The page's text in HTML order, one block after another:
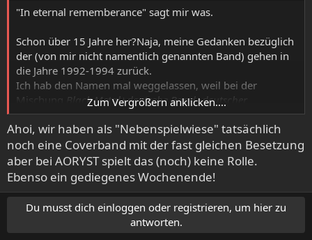
"In eternal rememberance" sagt mir was.
Schon über 15 Jahre her?Naja, meine Gedanken bezüglich
der (von mir nicht namentlich genannten Band) gehen in
die Jahre 1992-1994 zurück.
Ich hab den Namen mal weggelassen, weil bei der
Mischung
Black Metal+deutsche Band+deutscher
Bandname/Songtitelgeht der Schuss mal schnell in die
ganz falsche Ecke.
Das Foto Deiner Ex finde ich übrigens nice. (Ex-Band
meine ich natürlich). Und ich liebe den Begriff
. Also wenn
auch nicht mehr weiter...
Standardfrage zum Schluß: Habt Ihr eigentlich auch
Zum Vergrößern anklicken....
Ahoi, wir haben als "Nebenspielwiese" tatsächlich
noch eine Coverband mit der fast gleichen Besetzung
aber bei AORYST spielt das (noch) keine Rolle.
Ebenso ein gediegenes Wochenende!
Du musst dich einloggen oder registrieren, um hier zu
antworten.